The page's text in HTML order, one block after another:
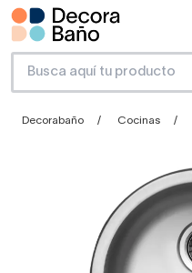
Decorabaño Cocinas